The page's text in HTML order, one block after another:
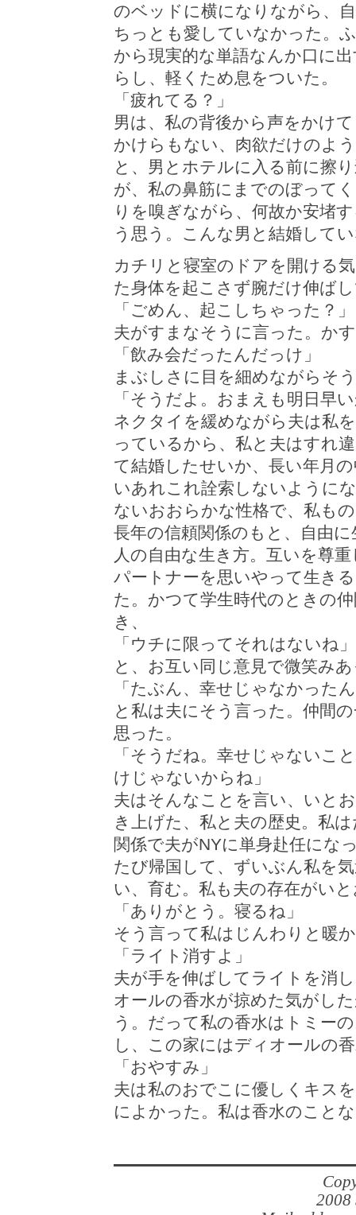
のベッドに横になりながら、
ちっとも愛していなかった。
から現実的な単語なんか口に
らし、軽くため息をついた。
「疲れてる？」
男は、私の背後から声をかけ
かけらもない、肉欲だけのよ
と、男とホテルに入る前に擦
が、私の鼻筋にまでのぼって
りを嗅ぎながら、何故か安堵
う思う。こんな男と結婚して
カチリと寝室のドアを開ける
た身体を起こさず腕だけ伸ば
「ごめん、起こしちゃった？」
夫がすまなそうに言った。か
「飲み会だったんだっけ」
まぶしさに目を細めながらそ
「そうだよ。おまえも明日早
ネクタイを緩めながら夫は私
っているから、私と夫はすれ
て結婚したせいか、長い年月
いあれこれ詮索しないように
ないおおらかな性格で、私も
長年の信頼関係のもと、自由
人の自由な生き方。互いを尊
パートナーを思いやって生き
た。かつて学生時代のときの
き、
「ウチに限ってそれはないね」
と、お互い同じ意見で微笑み
「たぶん、幸せじゃなかった
と私は夫にそう言った。仲間
思った。
「そうだね。幸せじゃないこ
けじゃないからね」
夫はそんなことを言い、いと
き上げた、私と夫の歴史。私
関係で夫がNYに単身赴任にな
たび帰国して、ずいぶん私を
い、育む。私も夫の存在がい
「ありがとう。寝るね」
そう言って私はじんわりと暖
「ライト消すよ」
夫が手を伸ばしてライトを消
オールの香水が掠めた気がし
う。だって私の香水はトミー
し、この家にはディオールの
「おやすみ」
夫は私のおでこに優しくキス
によかった。私は香水のこと
2008